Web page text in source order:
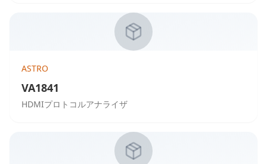
ASTRO
VA1841
HDMIプロトコルアナライザ